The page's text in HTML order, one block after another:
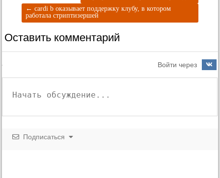
← cardi b оказывает поддержку клубу, в котором
работала стриптизершей
Оставить комментарий
Войти через
Подписаться